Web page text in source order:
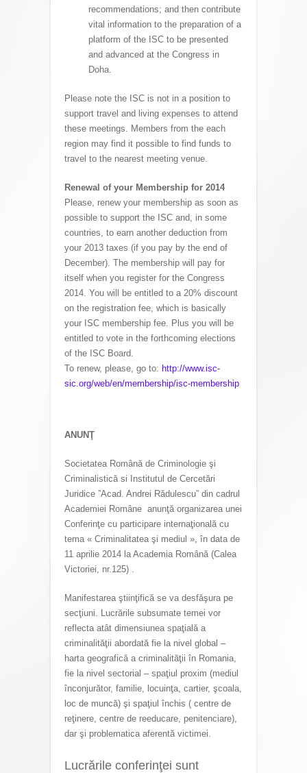
recommendations; and then contribute
vital information to the preparation of a
platform of the ISC to be presented
and advanced at the Congress in
Doha.
Please note the ISC is not in a position to
support travel and living expenses to attend
these meetings. Members from the each
region may find it possible to find funds to
travel to the nearest meeting venue.
Renewal of your Membership for 2014
Please, renew your membership as soon as
possible to support the ISC and, in some
countries, to earn another deduction from
your 2013 taxes (if you pay by the end of
December). The membership will pay for
itself when you register for the Congress
2014. You will be entitled to a 20% discount
on the registration fee, which is basically
your ISC membership fee. Plus you will be
entitled to vote in the forthcoming elections
of the ISC Board.
To renew, please, go to: http://www.isc-
sic.org/web/en/membership/isc-membership
ANUNŢ
Societatea Română de Criminologie şi
Criminalistică si Institutul de Cercetări
Juridice ”Acad. Andrei Rădulescu” din cadrul
Academiei Române anunţă organizarea unei
Conferinţe cu participare internaţională cu
tema « Criminalitatea şi mediul », în data de
11 aprilie 2014 la Academia Română (Calea
Victoriei, nr.125) .
Manifestarea ştiinţifică se va desfăşura pe
secţiuni. Lucrările subsumate temei vor
reflecta atât dimensiunea spaţială a
criminalităţii abordată fie la nivel global –
harta geografică a criminalităţii în Romania,
fie la nivel sectorial – spaţiul proxim (mediul
înconjurător, familie, locuinţa, cartier, şcoala,
loc de muncă) şi spaţiul închis ( centre de
reţinere, centre de reeducare, penitenciare),
dar şi problematica aferentă victimei.
Lucrările conferinţei sunt